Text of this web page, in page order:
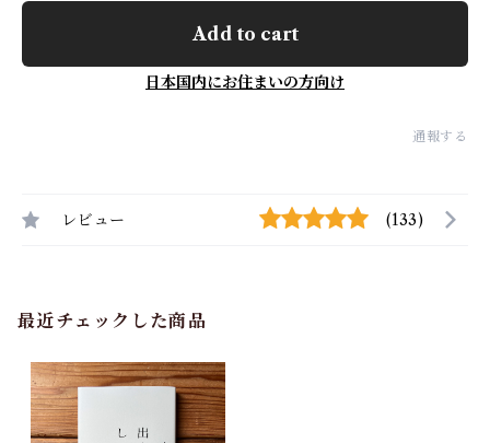
Add to cart
日本国内にお住まいの方向け
通報する
レビュー (133)
最近チェックした商品